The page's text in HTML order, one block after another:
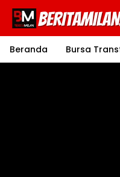
Langsung
konten
Beranda
Bursa